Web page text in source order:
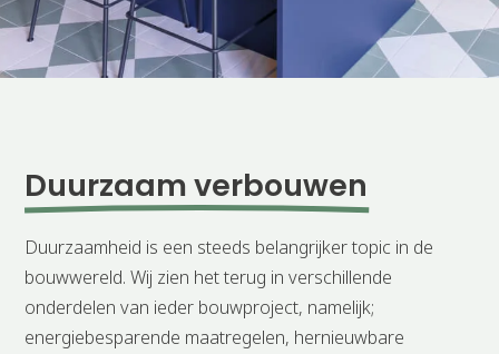
Duurzaam verbouwen
Duurzaamheid is een steeds belangrijker topic in de
bouwwereld. Wij zien het terug in verschillende
onderdelen van ieder bouwproject, namelijk;
energiebesparende maatregelen, hernieuwbare